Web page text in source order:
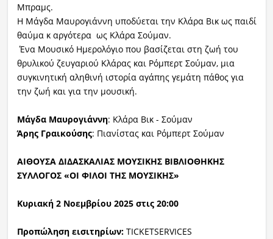
Μπραμς.
Η Μάγδα Μαυρογιάννη υποδύεται την Κλάρα Βικ ως παιδί
θαύμα κ αργότερα ως Κλάρα Σούμαν.
Ένα Μουσικό Ημερολόγιο που βασίζεται στη ζωή του
θρυλικού ζευγαριού Κλάρας και Ρόμπερτ Σούμαν, μια
συγκινητική αληθινή ιστορία αγάπης γεμάτη πάθος για
την ζωή και για την μουσική.
Μάγδα Μαυρογιάννη: Κλάρα Βικ - Σούμαν
Άρης Γραικούσης: Πιανίστας και Ρόμπερτ Σούμαν
ΑΙΘΟΥΣΑ ΔΙΔΑΣΚΑΛΙΑΣ ΜΟΥΣΙΚΗΣ ΒΙΒΛΙΟΘΗΚΗΣ
ΣΥΛΛΟΓΟΣ «ΟΙ ΦΙΛΟΙ ΤΗΣ ΜΟΥΣΙΚΗΣ»
Κυριακή 2 Νοεμβρίου 2025 στις 20:00
Προπώληση εισιτηρίων: TICKETSERVICES